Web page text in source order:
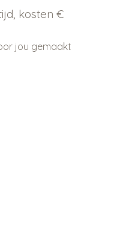
kosten €
jou gemaakt